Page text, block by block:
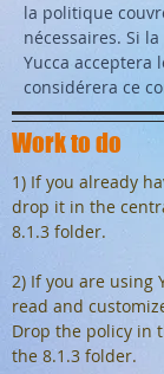
la politique
nécessaires. Si
Yucca acceptera
considérera ce
Work to do
1) If you already
drop it in the
8.1.3 folder.
2) If you are using
read and
Drop the policy in
the 8.1.3 folder.